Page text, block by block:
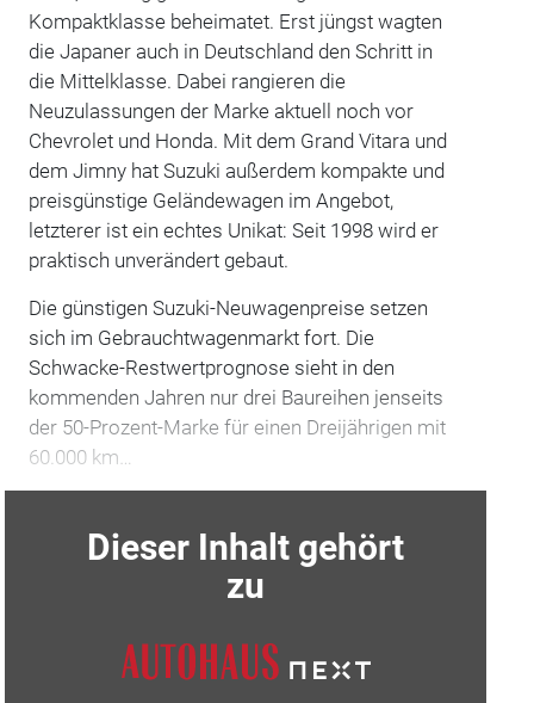
Kompaktklasse beheimatet. Erst jüngst wagten
die Japaner auch in Deutschland den Schritt in
die Mittelklasse. Dabei rangieren die
Neuzulassungen der Marke aktuell noch vor
Chevrolet und Honda. Mit dem Grand Vitara und
dem Jimny hat Suzuki außerdem kompakte und
preisgünstige Geländewagen im Angebot,
letzterer ist ein echtes Unikat: Seit 1998 wird er
praktisch unverändert gebaut.
Die günstigen Suzuki-Neuwagenpreise setzen
sich im Gebrauchtwagenmarkt fort. Die
Schwacke-Restwertprognose sieht in den
kommenden Jahren nur drei Baureihen jenseits
der 50-Prozent-Marke für einen Dreijährigen mit
60.000 km…
Dieser Inhalt gehört
zu